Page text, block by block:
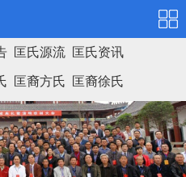
匡氏源流 匡氏资讯
匡裔方氏 匡裔徐氏